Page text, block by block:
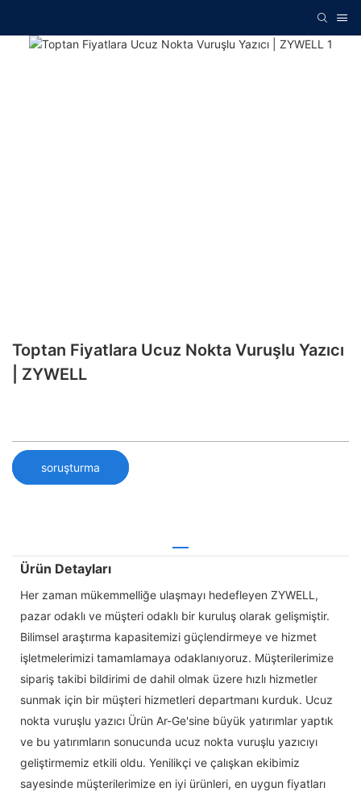
Toptan Fiyatlara Ucuz Nokta Vuruşlu Yazıcı
| ZYWELL
soruşturma
Ürün Detayları
Her zaman mükemmelliğe ulaşmayı hedefleyen ZYWELL,
pazar odaklı ve müşteri odaklı bir kuruluş olarak gelişmiştir.
Bilimsel araştırma kapasitemizi güçlendirmeye ve hizmet
işletmelerimizi tamamlamaya odaklanıyoruz. Müşterilerimize
sipariş takibi bildirimi de dahil olmak üzere hızlı hizmetler
sunmak için bir müşteri hizmetleri departmanı kurduk. Ucuz
nokta vuruşlu yazıcı Ürün Ar-Ge'sine büyük yatırımlar yaptık
ve bu yatırımların sonucunda ucuz nokta vuruşlu yazıcıyı
geliştirmemiz etkili oldu. Yenilikçi ve çalışkan ekibimiz
sayesinde müşterilerimize en iyi ürünleri, en uygun fiyatları